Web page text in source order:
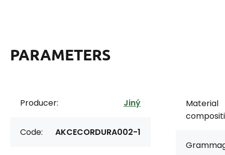
PARAMETERS
Producer: Jiný
Code: AKCECORDURA002-1
Material